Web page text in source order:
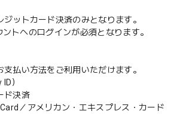
ジットカード決済のみとなります。
ントへのログインが必須となります。
支払い方法をご利用いただけます。
）
ド決済
／アメリカン・エキスプレス・カード